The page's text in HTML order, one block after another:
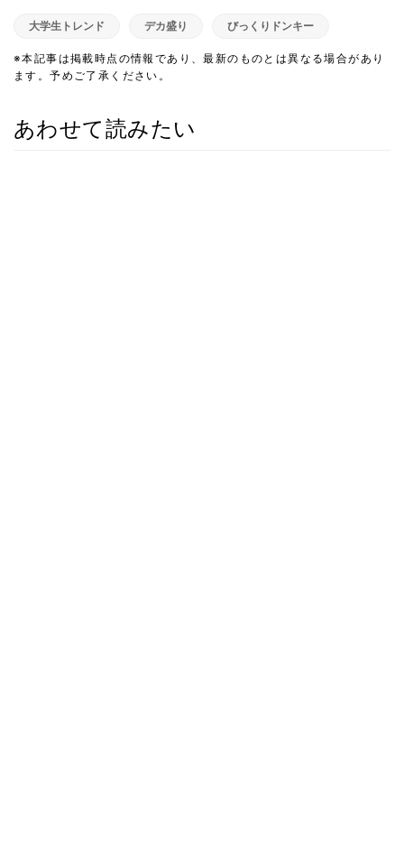
大学生トレンド デカ盛り びっくりドンキー
※本記事は掲載時点の情報であり、最新のものとは異なる場合があり
ます。予めご了承ください。
あわせて読みたい